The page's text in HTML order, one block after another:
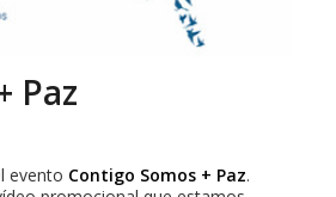
Paz
evento Contigo Somos + Paz.